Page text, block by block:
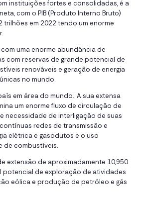
instituições fortes e consolidadas, é a
com o PIB (Produto Interno Bruto)
trilhões em 2022 tendo um enorme
uma enorme abundância de
com reservas de grande potencial de
renováveis e geração de energia
no mundo.
em área do mundo. A sua extensa
um enorme fluxo de circulação de
necessidade de interligação de suas
redes de transmissão e
elétrica e gasodutos e o uso
de combustíveis.
extensão de aproximadamente 10,950
potencial de exploração de atividades
eólica e produção de petróleo e gás